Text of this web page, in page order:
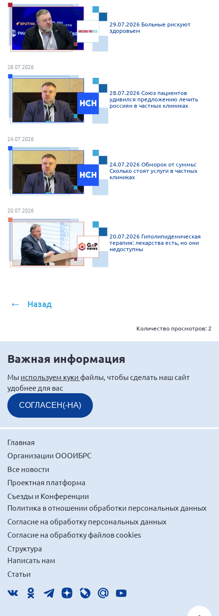
29.07.2026 Больные рискуют
здоровьем
28.07.2026
28.07.2026 Союз пациентов
удивился предложению лечить
россиян в частных клиниках
24.07.2026
24.07.2026 Обморок от суммы:
Сколько стоят услуги в частных
клиниках
20.07.2026
20.07.2026 Гиполипидемическая
терапия: лекарства есть, но они
недоступны
Назад
Количество просмотров: 2
Важная информация
Мы используем куки файлы, чтобы сделать наш сайт
удобнее для вас
СОГЛАСЕН(-НА)
Главная
Организации ОООИБРС
Все новости
Проектная платформа
Съезды и Конференции
Политика в отношении обработки персональных данных
Согласие на обработку персональных данных
Согласие на обработку файлов cookies
Структура
Написать нам
Статьи